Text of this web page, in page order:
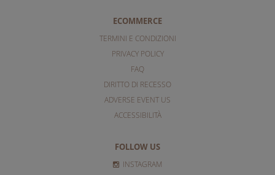
ECOMMERCE
TERMINI E CONDIZIONI
PRIVACY POLICY
FAQ
DIRITTO DI RECESSO
ADVERSE EVENT US
ACCESSIBILITÀ
FOLLOW US
INSTAGRAM